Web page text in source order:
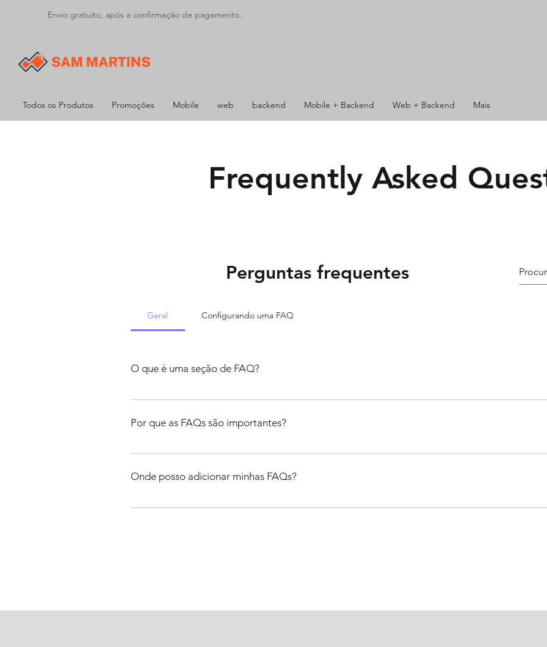
Envio gratuito, após a confirmação de pagamento.
Todos os Produtos Promoções Mobile web backend Mobile + Backend Web + Backend Mais
Frequently Asked
Perguntas frequentes
Geral Configurando uma FAQ
O que é uma seção de FAQ?
Uma seção de FAQ pode ser usada para responder rapidamente a perguntas comuns sobre seu negócio
Por que as FAQs são importantes?
As FAQs são uma ótima maneira de ajudar os visitantes do site a encontrar respostas rápidas e criar uma
Onde posso adicionar minhas FAQs?
As FAQs podem ser adicionadas a qualquer página do site ou ao app mobile do Wix.